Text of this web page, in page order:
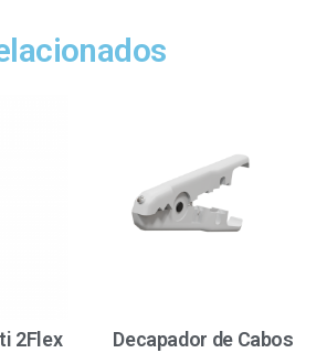
2Flex
Decapador de Cabos